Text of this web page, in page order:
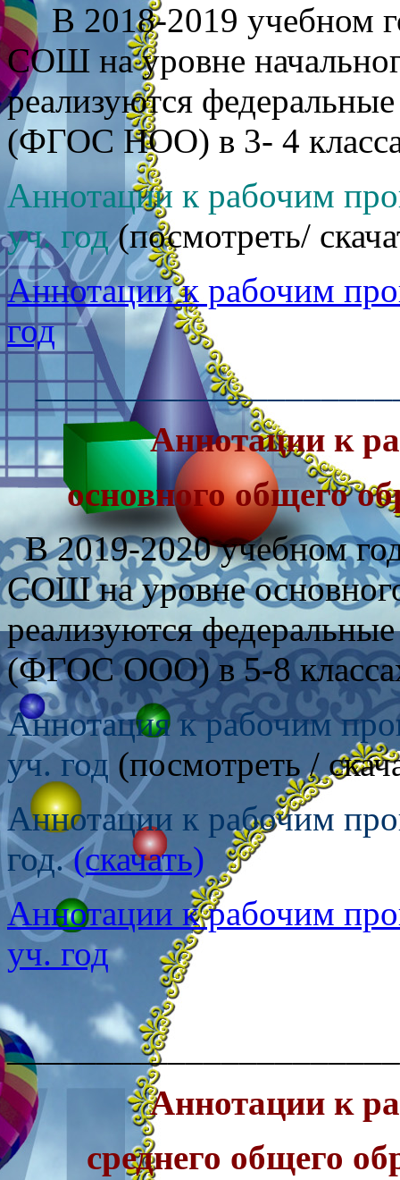
В 2018-2019 учебном
СОШ на уровне
реализуются
(ФГОС НОО) в 3- 4
Аннотации к рабочим
уч. год(посмотреть/
Аннотации к рабочим
год
Аннотации к
основного общего
В 2019-2020 учебном
СОШ на уровне
реализуются
(ФГОС ООО) в 5-8
Аннотация к рабочим
уч. год (посмотреть /
Аннотации к рабочим
год. (скачать)
Аннотации к рабочим
уч. год
Аннотации к
среднего общего